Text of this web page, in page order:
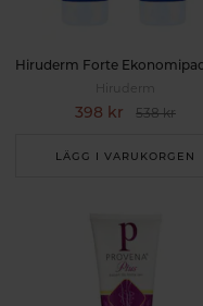
398 kr 538 kr
LÄGG I VARUKORGEN